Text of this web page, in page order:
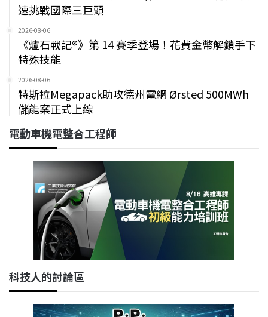
速挑戰國際三巨頭
2026-08-06
《爐石戰記®》第 14 賽季登場！花費金幣解鎖手下
特殊技能
2026-08-06
特斯拉Megapack助攻德州電網 Ørsted 500MWh
儲能案正式上線
電動車機電整合工程師
科技人的討論區